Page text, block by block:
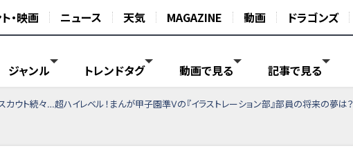
・映画 ニュース 天気 MAGAZINE 動画 ドラゴンズ
ジャンル トレンドタグ 動画で見る 記事で見る
ウト続々…超ハイレベル！まんが甲子園準Vの『イラストレーション部』部員の将来の夢は？